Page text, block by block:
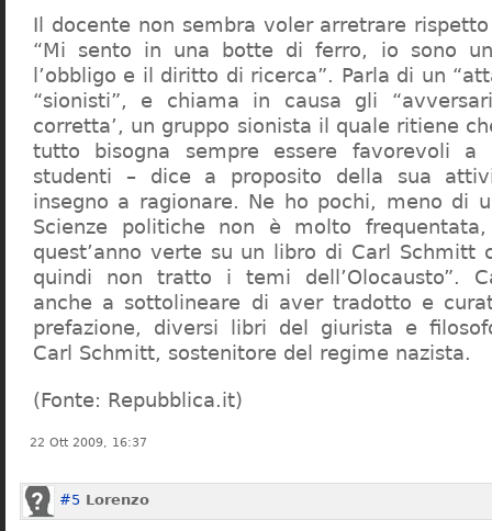
Il docente non sembra voler arretrare
“Mi sento in una botte di ferro, io sono
l’obbligo e il diritto di ricerca”. Parla di un
“sionisti”, e chiama in causa gli
corretta’, un gruppo sionista il quale ritiene
tutto bisogna sempre essere favorevoli a
studenti – dice a proposito della sua
insegno a ragionare. Ne ho pochi, meno di
Scienze politiche non è molto
quest’anno verte su un libro di Carl Schmitt
quindi non tratto i temi dell’Olocausto”.
anche a sottolineare di aver tradotto e
prefazione, diversi libri del giurista e
Carl Schmitt, sostenitore del regime nazista.
(Fonte: Repubblica.it)
22 Ott 2009, 16:37
#5 Lorenzo